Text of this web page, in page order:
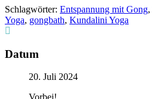
Schlagwörter: Entspannung mit Gong,
Yoga, gongbath, Kundalini Yoga
Datum
20. Juli 2024